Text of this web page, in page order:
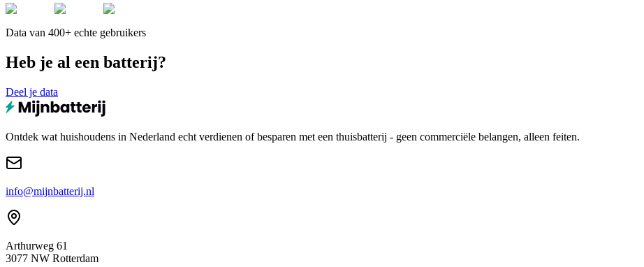
Data van 400+ echte gebruikers
Heb je al een batterij?
Deel je data
Ontdek wat huishoudens in Nederland echt verdienen of besparen met een thuisbatterij - geen commerciële belangen, alleen feiten.
info@mijnbatterij.nl
Arthurweg 61
3077 NW Rotterdam